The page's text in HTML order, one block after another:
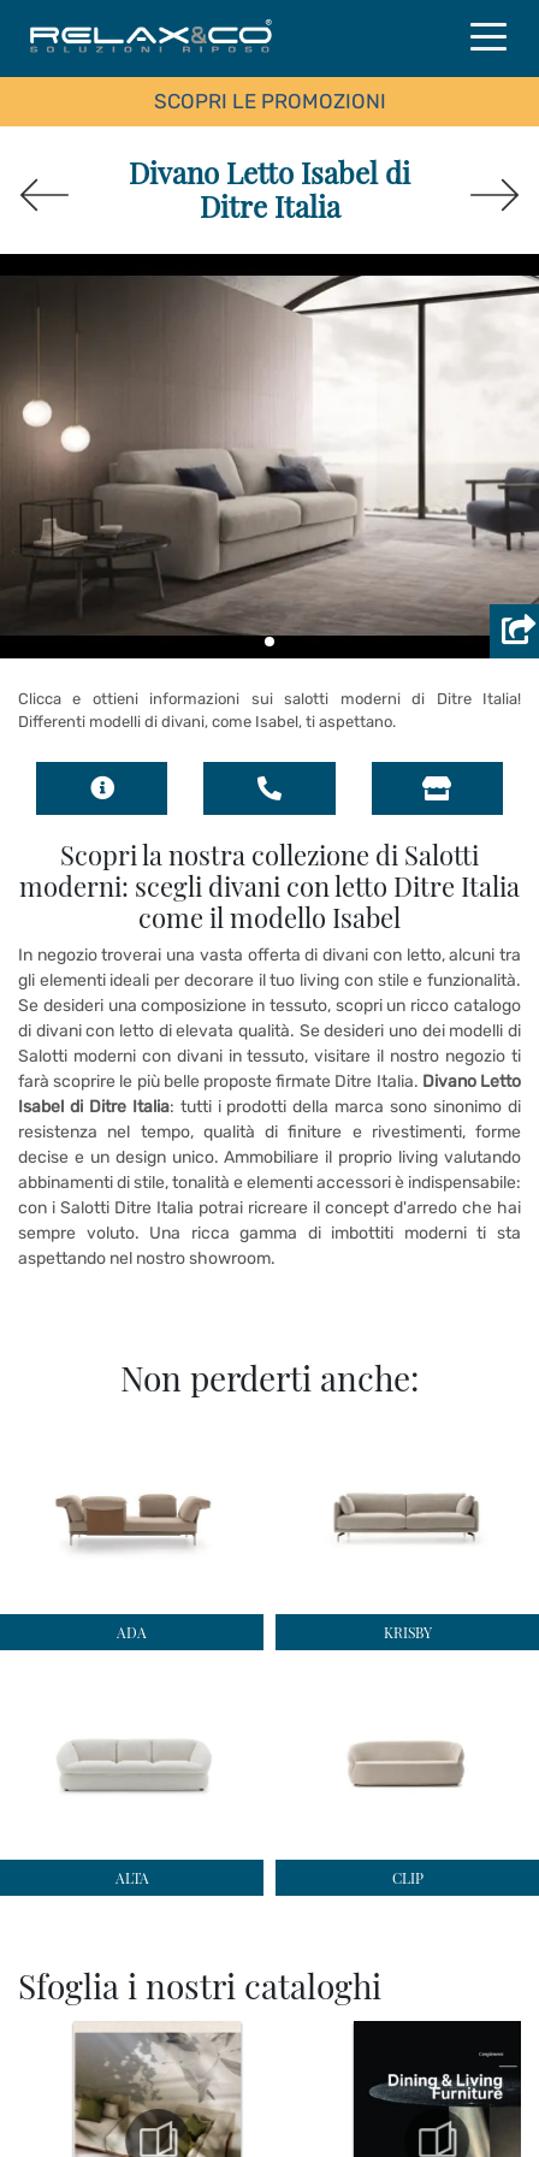
SCOPRI LE PROMOZIONI
Divano Letto Isabel di
Ditre Italia
Scopri la nostra collezione di Salotti
moderni: scegli divani con letto Ditre Italia
come il modello Isabel
In negozio troverai una vasta offerta di divani con letto, alcuni tra
gli elementi ideali per decorare il tuo living con stile e funzionalità.
Se desideri una composizione in tessuto, scopri un ricco catalogo
di divani con letto di elevata qualità. Se desideri uno dei modelli di
Salotti moderni con divani in tessuto, visitare il nostro negozio ti
farà scoprire le più belle proposte firmate Ditre Italia. Divano Letto
Isabel di Ditre Italia: tutti i prodotti della marca sono sinonimo di
resistenza nel tempo, qualità di finiture e rivestimenti, forme
decise e un design unico. Ammobiliare il proprio living valutando
abbinamenti di stile, tonalità e elementi accessori è indispensabile:
con i Salotti Ditre Italia potrai ricreare il concept d'arredo che hai
sempre voluto. Una ricca gamma di imbottiti moderni ti sta
aspettando nel nostro showroom.
Clicca e ottieni informazioni sui salotti moderni di Ditre Italia!
Differenti modelli di divani, come Isabel, ti aspettano.
Non perderti anche:
ADA KRISBY
ALTA CLIP
Sfoglia i nostri cataloghi